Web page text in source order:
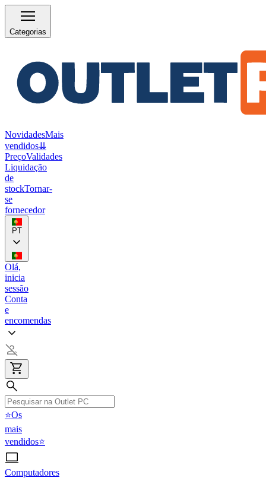
Categorias
NovidadesMais
vendidos⇊
PreçoValidades
Liquidação
de
stockTornar-
se
fornecedor
PT
Olá,
inicia
sessão
Conta
e
encomendas
⭐Os
mais
vendidos⭐
Computadores